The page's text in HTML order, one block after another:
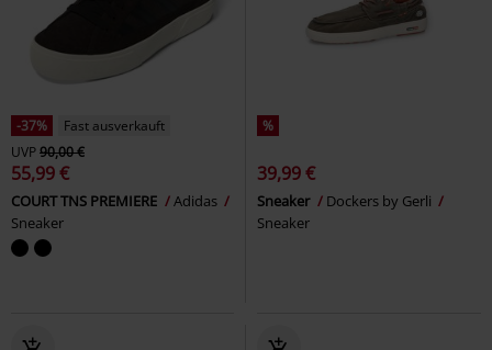
-37%
Fast ausverkauft
UVP90,00 €
55,99 €
COURT TNS PREMIERE
Adidas
Sneaker
%
39,99 €
Sneaker
Dockers by Gerli
Sneaker